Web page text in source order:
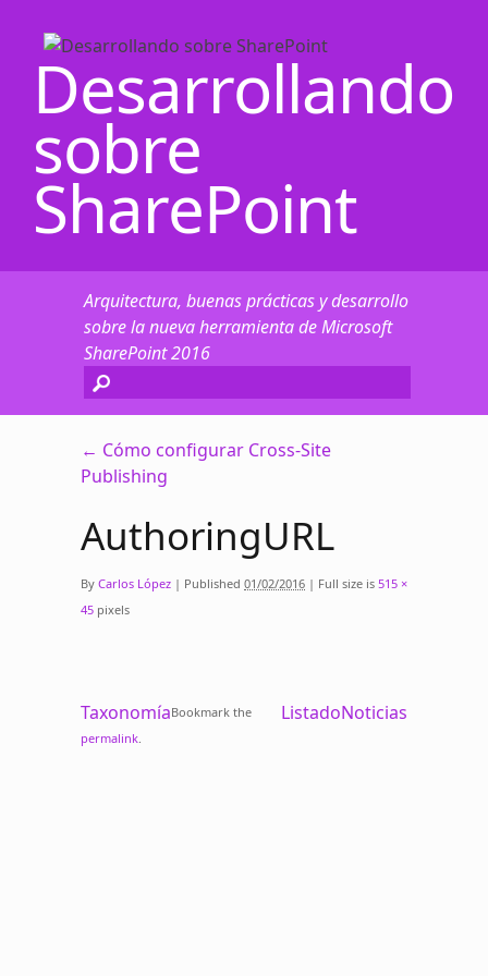
Desarrollando
sobre
SharePoint
Arquitectura, buenas prácticas y desarrollo
sobre la nueva herramienta de Microsoft
SharePoint 2016
← Cómo configurar Cross-Site
Publishing
AuthoringURL
By Carlos López | Published 01/02/2016 | Full size is 515 ×
45 pixels
Taxonomía ListadoNoticias
Bookmark the
permalink